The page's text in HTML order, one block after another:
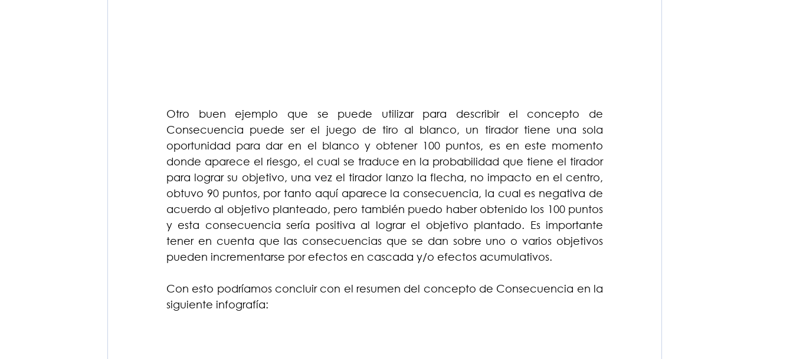
Otro buen ejemplo que se puede utilizar para describir el concepto de
Consecuencia puede ser el juego de tiro al blanco, un tirador tiene una sola
oportunidad para dar en el blanco y obtener 100 puntos, es en este momento
donde aparece el riesgo, el cual se traduce en la probabilidad que tiene el tirador
para lograr su objetivo, una vez el tirador lanzo la flecha, no impacto en el centro,
obtuvo 90 puntos, por tanto aquí aparece la consecuencia, la cual es negativa de
acuerdo al objetivo planteado, pero también puedo haber obtenido los 100 puntos
y esta consecuencia sería positiva al lograr el objetivo plantado. Es importante
tener en cuenta que las consecuencias que se dan sobre uno o varios objetivos
pueden incrementarse por efectos en cascada y/o efectos acumulativos.
Con esto podríamos concluir con el resumen del concepto de Consecuencia en la
siguiente infografía: